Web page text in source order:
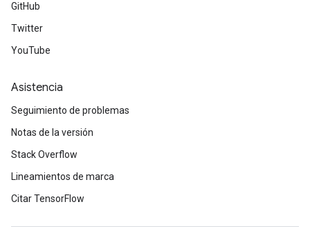
GitHub
Twitter
YouTube
Asistencia
Seguimiento de problemas
Notas de la versión
Stack Overflow
Lineamientos de marca
Citar TensorFlow